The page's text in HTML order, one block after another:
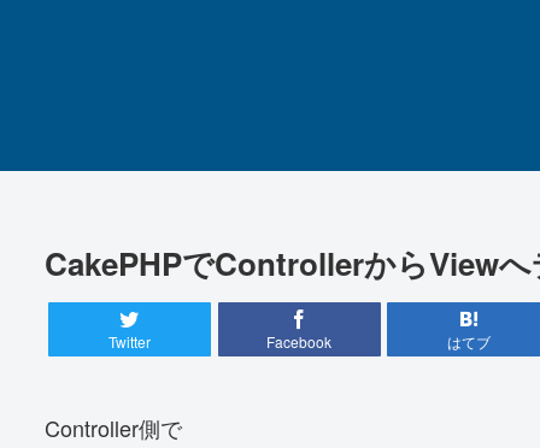
CakePHPでControllerからView
Twitter Facebook はてブ
Controller側で